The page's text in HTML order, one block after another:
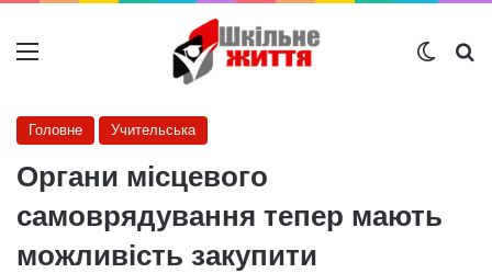
Меню
Головне Учительська
Органи місцевого
самоврядування тепер мають
можливість закупити